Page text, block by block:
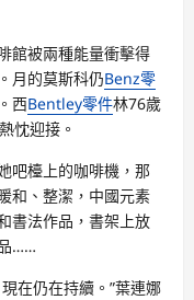
館被兩種能量衝擊得
月的莫斯科仍Benz零
西Bentley零件林76歲
忱迎接。
吧檯上的咖啡機，那
和、整潔，中國元素
書法作品，書架上放
……
在仍在持續。”葉連娜